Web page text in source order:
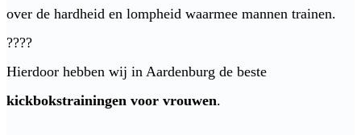
over de hardheid en lompheid waarmee mannen trainen.
????
Hierdoor hebben wij in Aardenburg de beste
kickbokstrainingen voor vrouwen.